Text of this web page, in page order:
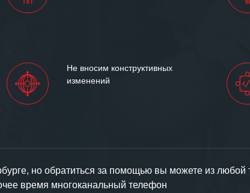
Не вносим конструктивных
изменений
но обратиться за помощью вы можете из любой
время многоканальный телефон